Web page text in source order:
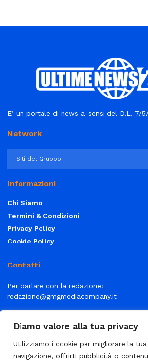
Diamo valore alla tua privacy
Utilizziamo i cookie per migliorare la tua
navigazione, offrirti pubblicità o
E’ un portale di news ai sensi del D.L. 7/
Network
Informazioni
Chi Siamo
Termini & Condizioni
Privacy Policy
Cookie Policy
Contatti
Per parlare con la redazione:
redazione@gmgmediacompany.it